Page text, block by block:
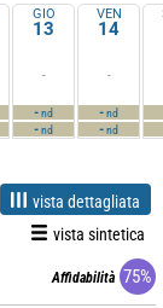
GIO
13
-
-nd
-nd
VEN
14
-
-nd
-nd
vista dettagliata
vista sintetica
Affidabilità 75%